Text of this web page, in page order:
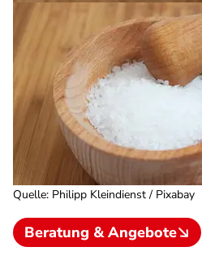
Quelle: Philipp Kleindienst / Pixabay
Beratung & Angebote